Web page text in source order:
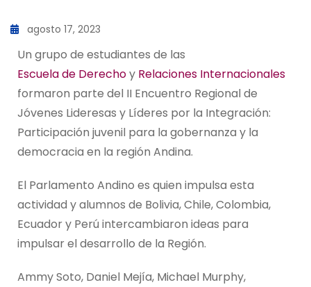
agosto 17, 2023
Un grupo de estudiantes de las
Escuela de Derechoy Relaciones Internacionales
formaron parte del II Encuentro Regional de
Jóvenes Lideresas y Líderes por la Integración:
Participación juvenil para la gobernanza y la
democracia en la región Andina.
El Parlamento Andino es quien impulsa esta
actividad y alumnos de Bolivia, Chile, Colombia,
Ecuador y Perú intercambiaron ideas para
impulsar el desarrollo de la Región.
Ammy Soto, Daniel Mejía, Michael Murphy,